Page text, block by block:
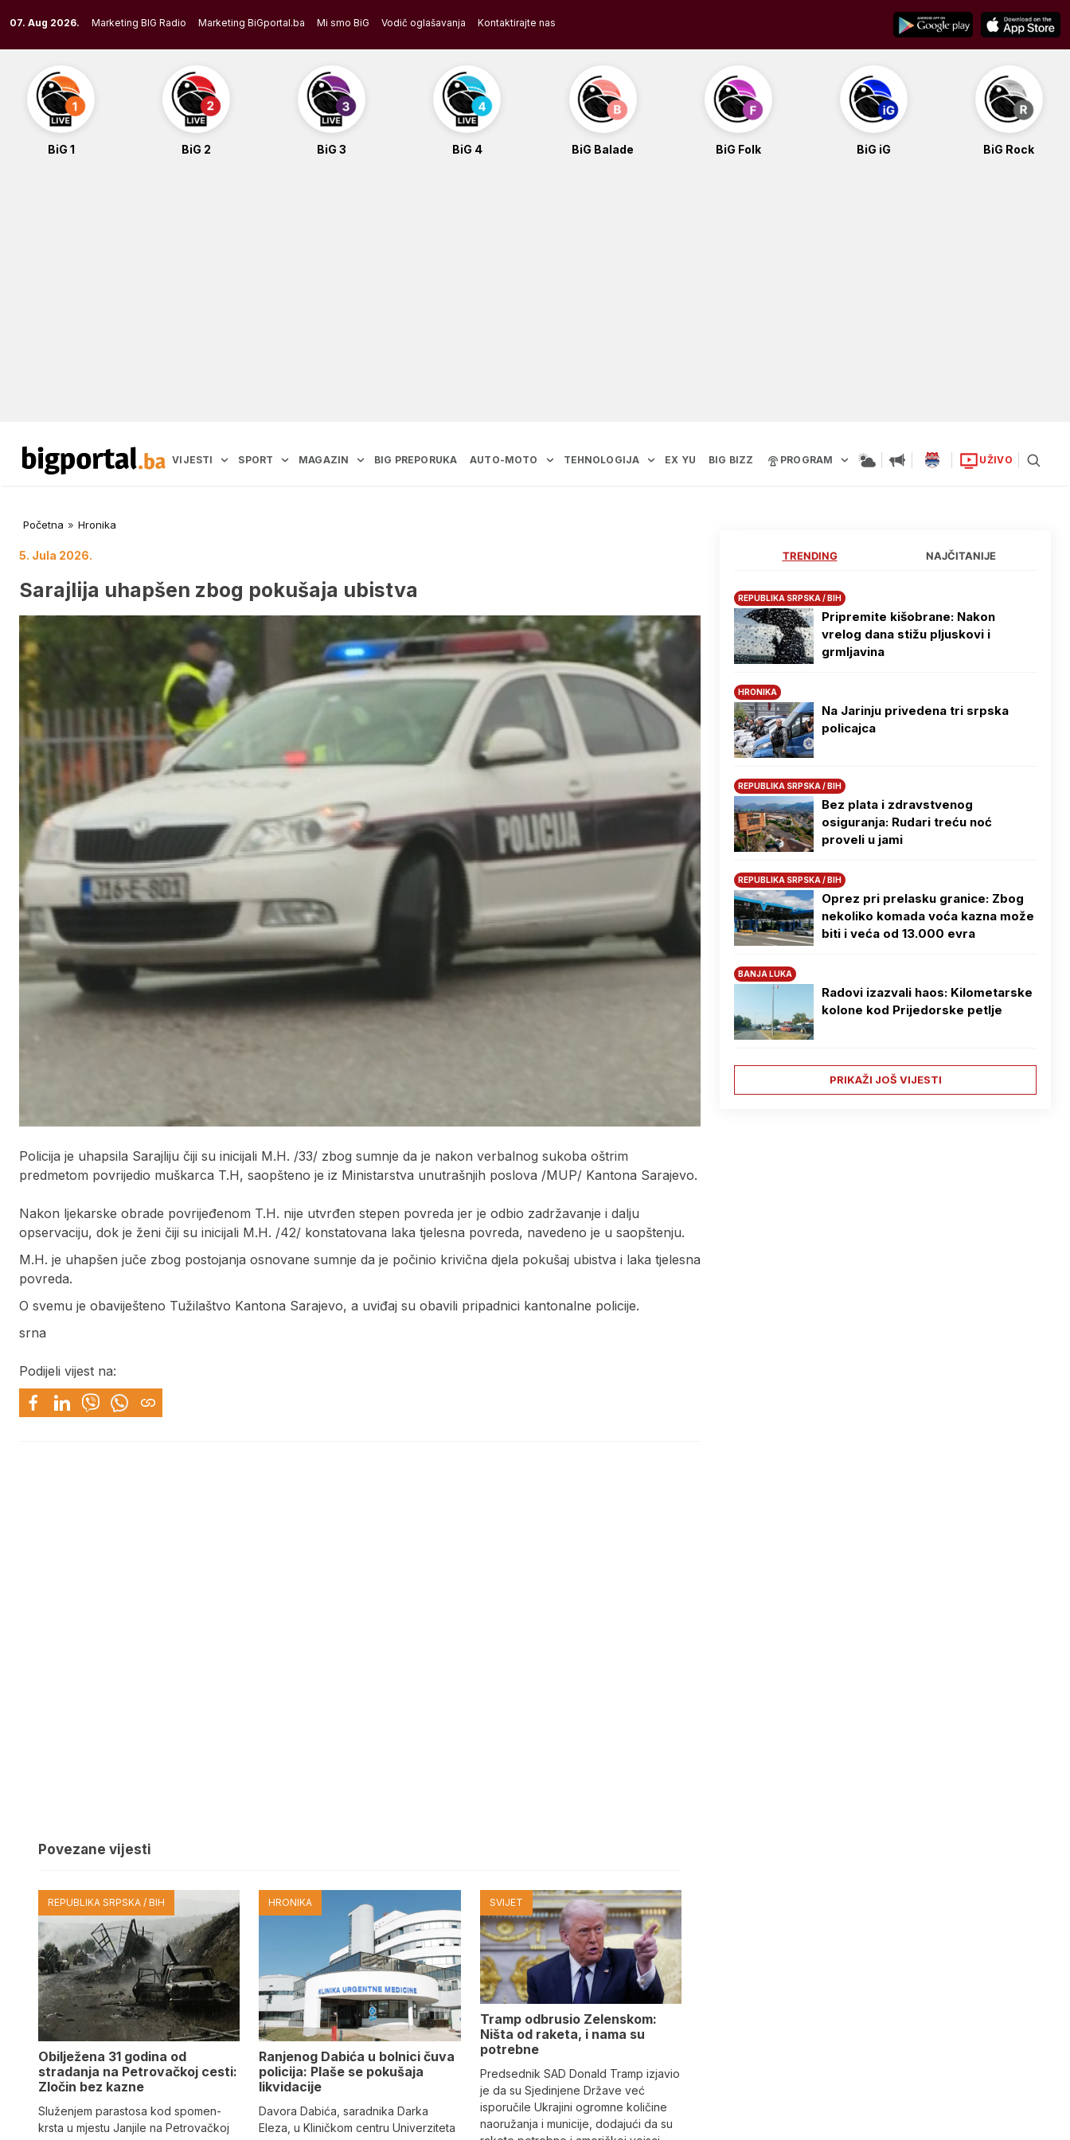
to
content
07. Aug 2026. Marketing BIG Radio Marketing BiGportal.ba Mi smo BiG Vodič oglašavanja Kontaktirajte nas
BiG 1 BiG 2 BiG 3 BiG 4 BiG Balade BiG Folk BiG iG BiG Rock
VIJESTI SPORT MAGAZIN BIG PREPORUKA AUTO-MOTO TEHNOLOGIJA EX YU BIG BIZZ PROGRAM UŽIVO
Početna » Hronika
5. Jula 2026.
Sarajlija uhapšen zbog pokušaja ubistva
Policija je uhapsila Sarajliju čiji su inicijali M.H. /33/ zbog sumnje da je nakon verbalnog sukoba oštrim
predmetom povrijedio muškarca T.H, saopšteno je iz Ministarstva unutrašnjih poslova /MUP/ Kantona Sarajevo.
Nakon ljekarske obrade povrijeđenom T.H. nije utvrđen stepen povreda jer je odbio zadržavanje i dalju
opservaciju, dok je ženi čiji su inicijali M.H. /42/ konstatovana laka tjelesna povreda, navedeno je u saopštenju.
M.H. je uhapšen juče zbog postojanja osnovane sumnje da je počinio krivična djela pokušaj ubistva i laka tjelesna
povreda.
O svemu je obaviješteno Tužilaštvo Kantona Sarajevo, a uviđaj su obavili pripadnici kantonalne policije.
srna
Podijeli vijest na:
Povezane vijesti
REPUBLIKA SRPSKA / BIH
Obilježena 31 godina od
stradanja na Petrovačkoj cesti:
Zločin bez kazne
Služenjem parastosa kod spomen-
krsta u mjestu Janjile na Petrovačkoj
HRONIKA
Ranjenog Dabića u bolnici čuva
policija: Plaše se pokušaja
likvidacije
Davora Dabića, saradnika Darka
Eleza, u Kliničkom centru Univerziteta
SVIJET
Tramp odbrusio Zelenskom:
Ništa od raketa, i nama su
potrebne
Predsednik SAD Donald Tramp izjavio
je da su Sjedinjene Države već
isporučile Ukrajini ogromne količine
naoružanja i municije, dodajući da su
TRENDING NAJČITANIJE
REPUBLIKA SRPSKA / BIH
Pripremite kišobrane: Nakon
vrelog dana stižu pljuskovi i
grmljavina
HRONIKA
Na Јarinju privedena tri srpska
policajca
REPUBLIKA SRPSKA / BIH
Bez plata i zdravstvenog
osiguranja: Rudari treću noć
proveli u jami
REPUBLIKA SRPSKA / BIH
Oprez pri prelasku granice: Zbog
nekoliko komada voća kazna može
biti i veća od 13.000 evra
BANJA LUKA
Radovi izazvali haos: Kilometarske
kolone kod Prijedorske petlje
PRIKAŽI JOŠ VIJESTI